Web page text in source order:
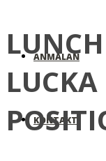
ANMÄLAN
KONTAKT